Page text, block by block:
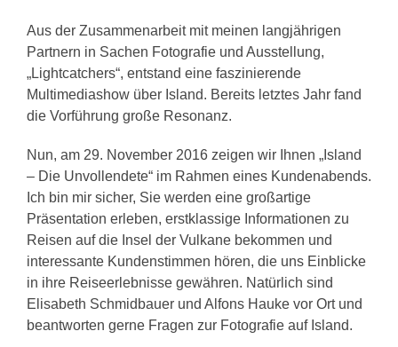
Aus der Zusammenarbeit mit meinen langjährigen
Partnern in Sachen Fotografie und Ausstellung,
„Lightcatchers“, entstand eine faszinierende
Multimediashow über Island. Bereits letztes Jahr fand
die Vorführung große Resonanz.
Nun, am 29. November 2016 zeigen wir Ihnen „Island
– Die Unvollendete“ im Rahmen eines Kundenabends.
Ich bin mir sicher, Sie werden eine großartige
Präsentation erleben, erstklassige Informationen zu
Reisen auf die Insel der Vulkane bekommen und
interessante Kundenstimmen hören, die uns Einblicke
in ihre Reiseerlebnisse gewähren. Natürlich sind
Elisabeth Schmidbauer und Alfons Hauke vor Ort und
beantworten gerne Fragen zur Fotografie auf Island.